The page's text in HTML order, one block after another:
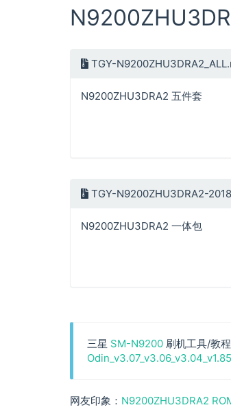
TGY-
N9200ZHU3DRA2 五件套
TGY-N9200ZHU3DRA2-
N9200ZHU3DRA2 一体包
三星 SM-N9200 刷机工具/教
N9200ZHU3DRA2